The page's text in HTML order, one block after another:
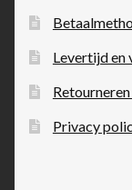
Levertijd en
Privacy